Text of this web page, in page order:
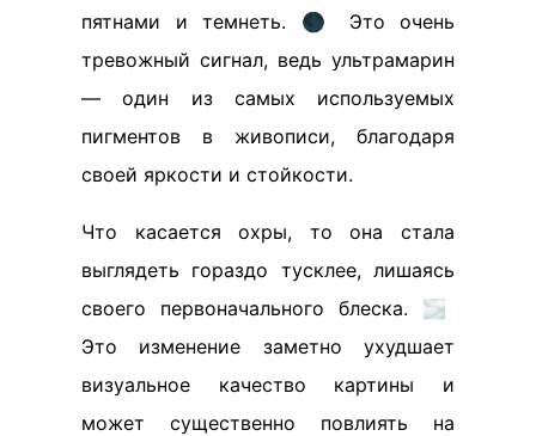
пятнами и темнеть. 🌑 Это очень
тревожный сигнал, ведь ультрамарин
— один из самых используемых
пигментов в живописи, благодаря
своей яркости и стойкости.
Что касается охры, то она стала
выглядеть гораздо тусклее, лишаясь
своего первоначального блеска. 🌫️
Это изменение заметно ухудшает
визуальное качество картины и
может существенно повлиять на